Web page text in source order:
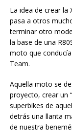
La idea de crear la
pasa a otros
terminar otro
la base de una
moto que
Team.
Aquella moto se
proyecto, crear un
superbikes de
detrás una llanta
de nuestra